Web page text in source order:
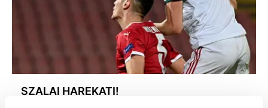
SZALAI HAREKATI!